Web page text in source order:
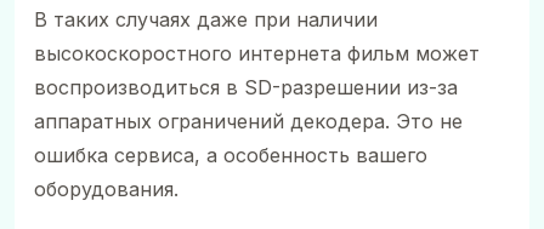
В таких случаях даже при наличии
высокоскоростного интернета фильм может
воспроизводиться в SD-разрешении из-за
аппаратных ограничений декодера. Это не
ошибка сервиса, а особенность вашего
оборудования.